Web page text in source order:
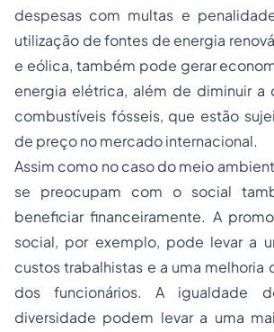
despesas com multas e
utilização de fontes de energia
e eólica, também pode gerar
energia elétrica, além de diminuir a
combustíveis fósseis, que estão
de preço no mercado internacional.
Assim como no caso do meio
se preocupam com o social
beneficiar financeiramente. A
social, por exemplo, pode levar a
custos trabalhistas e a uma melhoria
dos funcionários. A igualdade
diversidade podem levar a uma